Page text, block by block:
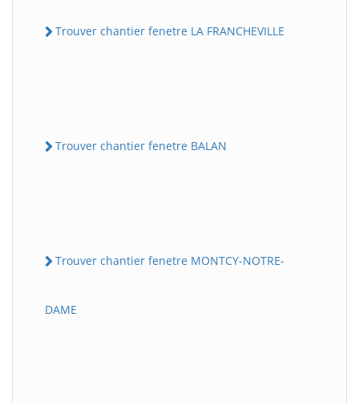
Trouver chantier fenetre LA FRANCHEVILLE
Trouver chantier fenetre BALAN
Trouver chantier fenetre MONTCY-NOTRE-
DAME